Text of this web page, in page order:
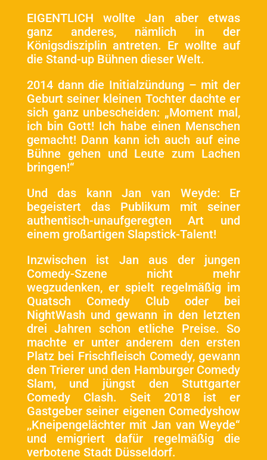
EIGENTLICH wollte Jan aber etwas
ganz anderes, nämlich in der
Königsdisziplin antreten. Er wollte auf
die Stand-up Bühnen dieser Welt.
2014 dann die Initialzündung – mit der
Geburt seiner kleinen Tochter dachte er
sich ganz unbescheiden: „Moment mal,
ich bin Gott! Ich habe einen Menschen
gemacht! Dann kann ich auch auf eine
Bühne gehen und Leute zum Lachen
bringen!“
Und das kann Jan van Weyde: Er
begeistert das Publikum mit seiner
authentisch-unaufgeregten Art und
einem großartigen Slapstick-Talent!
Inzwischen ist Jan aus der jungen
Comedy-Szene nicht mehr
wegzudenken, er spielt regelmäßig im
Quatsch Comedy Club oder bei
NightWash und gewann in den letzten
drei Jahren schon etliche Preise. So
machte er unter anderem den ersten
Platz bei Frischfleisch Comedy, gewann
den Trierer und den Hamburger Comedy
Slam, und jüngst den Stuttgarter
Comedy Clash. Seit 2018 ist er
Gastgeber seiner eigenen Comedyshow
,,Kneipengelächter mit Jan van Weyde“
und emigriert dafür regelmäßig die
verbotene Stadt Düsseldorf.